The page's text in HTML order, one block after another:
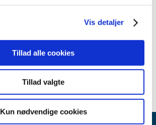
Vis detaljer
Tillad alle cookies
Tillad valgte
Kun nødvendige cookies